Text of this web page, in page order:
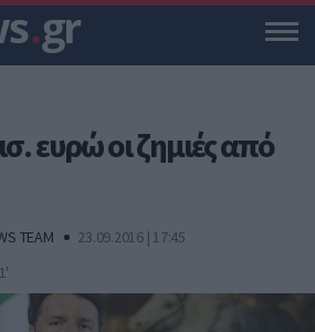
.gr
ευρώ οι ζημιές από
TEAM
23.09.2016 | 17:45